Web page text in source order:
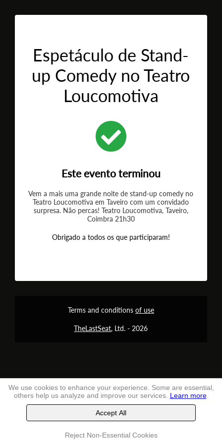
Espetáculo de Stand-
up Comedy no Teatro
Loucomotiva
Este evento terminou
Vem a mais uma grande noite de stand-up comedy no
Teatro Loucomotiva em Taveiro com um convidado
surpresa. Não percas! Teatro Loucomotiva, Taveiro,
Coimbra 21h30
Obrigado a todos os que participaram!
Terms and conditions of use
TheLastSeat, Ltd. - 2026
We use cookies to enhance your experience. Some are essential,
others help us analyze and improve our services. Learn more.
Accept All
Reject Non-Essential Cookies